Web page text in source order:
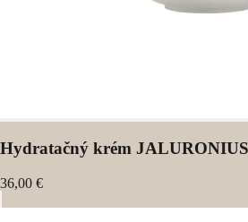
Hydratačný krém
36,00 €